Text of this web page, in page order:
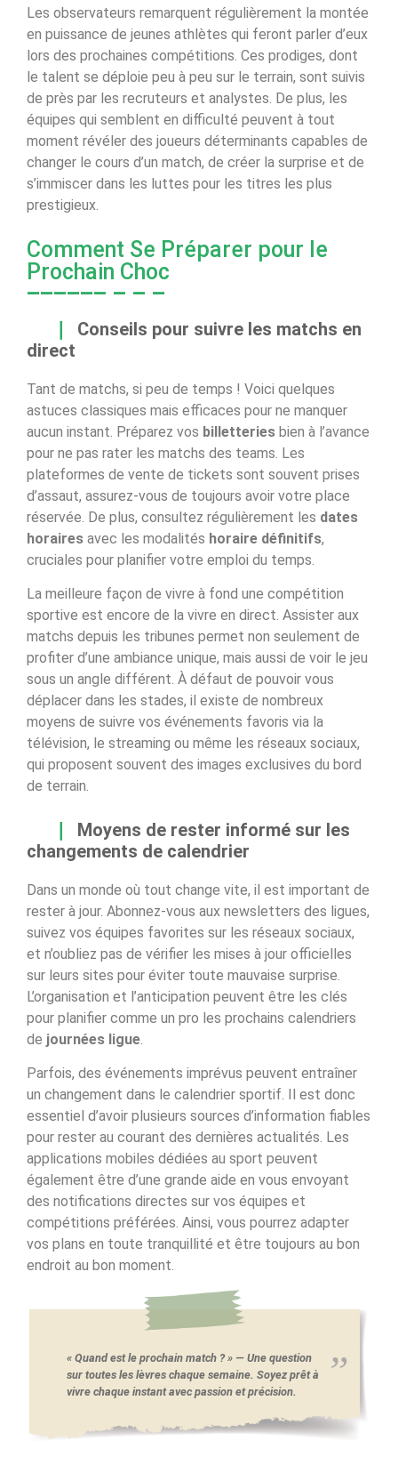
Les observateurs remarquent régulièrement la montée
en puissance de jeunes athlètes qui feront parler d’eux
lors des prochaines compétitions. Ces prodiges, dont
le talent se déploie peu à peu sur le terrain, sont suivis
de près par les recruteurs et analystes. De plus, les
équipes qui semblent en difficulté peuvent à tout
moment révéler des joueurs déterminants capables de
changer le cours d’un match, de créer la surprise et de
s’immiscer dans les luttes pour les titres les plus
prestigieux.
Comment Se Préparer pour le
Prochain Choc
Conseils pour suivre les matchs en
direct
Tant de matchs, si peu de temps ! Voici quelques
astuces classiques mais efficaces pour ne manquer
aucun instant. Préparez vos billetteries bien à l’avance
pour ne pas rater les matchs des teams. Les
plateformes de vente de tickets sont souvent prises
d’assaut, assurez-vous de toujours avoir votre place
réservée. De plus, consultez régulièrement les dates
horaires avec les modalités horaire définitifs,
cruciales pour planifier votre emploi du temps.
La meilleure façon de vivre à fond une compétition
sportive est encore de la vivre en direct. Assister aux
matchs depuis les tribunes permet non seulement de
profiter d’une ambiance unique, mais aussi de voir le jeu
sous un angle différent. À défaut de pouvoir vous
déplacer dans les stades, il existe de nombreux
moyens de suivre vos événements favoris via la
télévision, le streaming ou même les réseaux sociaux,
qui proposent souvent des images exclusives du bord
de terrain.
Moyens de rester informé sur les
changements de calendrier
Dans un monde où tout change vite, il est important de
rester à jour. Abonnez-vous aux newsletters des ligues,
suivez vos équipes favorites sur les réseaux sociaux,
et n’oubliez pas de vérifier les mises à jour officielles
sur leurs sites pour éviter toute mauvaise surprise.
L’organisation et l’anticipation peuvent être les clés
pour planifier comme un pro les prochains calendriers
de journées ligue
Parfois, des événements imprévus peuvent entraîner
un changement dans le calendrier sportif. Il est donc
essentiel d’avoir plusieurs sources d’information fiables
pour rester au courant des dernières actualités. Les
applications mobiles dédiées au sport peuvent
également être d’une grande aide en vous envoyant
des notifications directes sur vos équipes et
compétitions préférées. Ainsi, vous pourrez adapter
vos plans en toute tranquillité et être toujours au bon
endroit au bon moment.
« Quand est le prochain match ? » — Une question
sur toutes les lèvres chaque semaine. Soyez prêt à
vivre chaque instant avec passion et précision.